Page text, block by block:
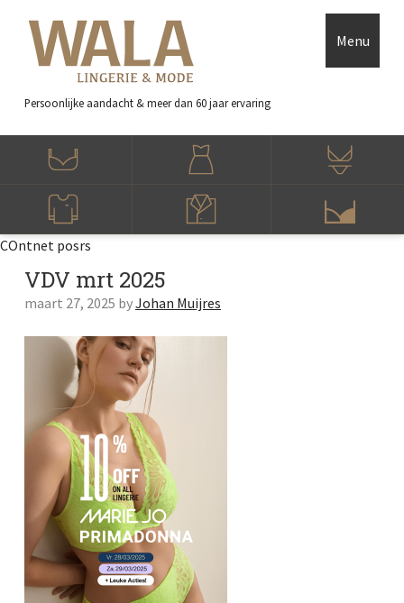
Persoonlijke aandacht & meer dan 60 jaar ervaring
Menu
COntnet posrs
VDV mrt 2025
maart 27, 2025 byJohan Muijres